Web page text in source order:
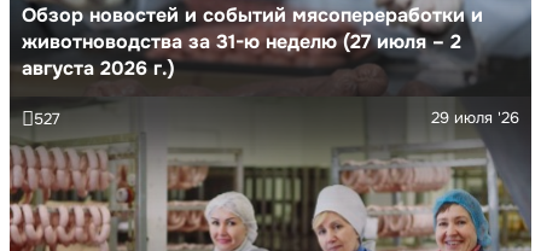
Обзор новостей и событий мясопереработки и
животноводства за 31-ю неделю (27 июля – 2
августа 2026 г.)
29 июля '26
527